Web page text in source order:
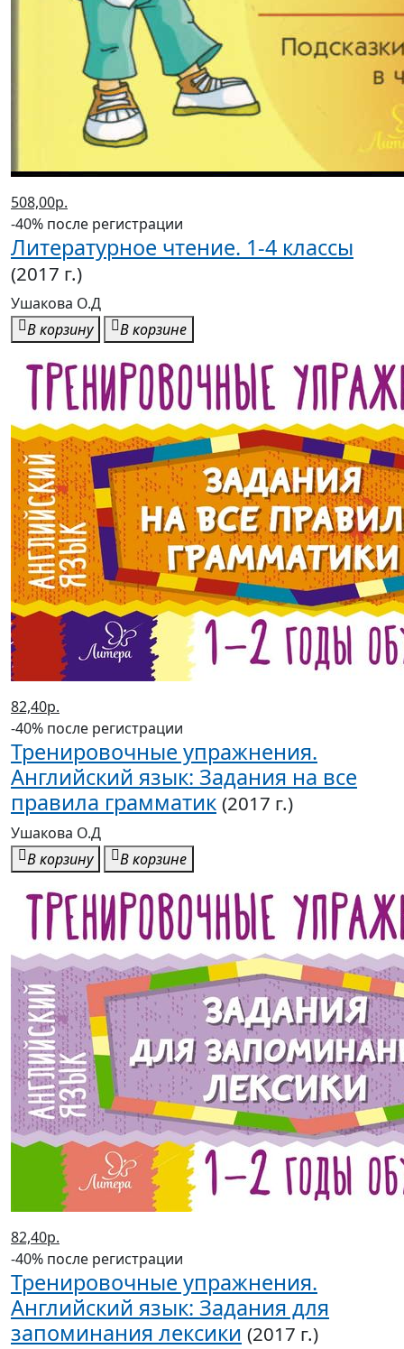
508,00р.
-40% после регистрации
Литературное чтение. 1-4 классы
(2017 г.)
Ушакова О.Д
В корзину
В корзине
82,40р.
-40% после регистрации
Тренировочные упражнения.
Английский язык: Задания на все
правила грамматик (2017 г.)
Ушакова О.Д
В корзину
В корзине
82,40р.
-40% после регистрации
Тренировочные упражнения.
Английский язык: Задания для
запоминания лексики (2017 г.)